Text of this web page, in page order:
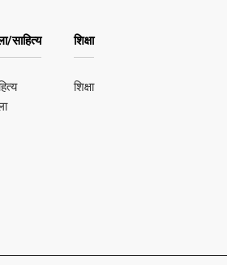
साहित्य शिक्षा
शिक्षा